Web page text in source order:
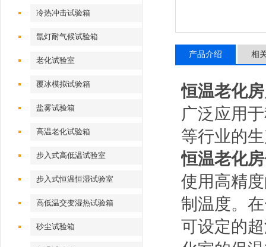
冷热冲击试验箱
氙灯耐气候试验箱
老化试验室
覆冰模拟试验箱
盐雾试验箱
高温老化试验箱
步入式高低温试验室
步入式恒温恒湿试验室
高低温交变湿热试验箱
砂尘试验箱
产品介绍 相
恒温老化房
广泛应用
等行业的
恒温老化房
使用高精
制温度。
可设定的